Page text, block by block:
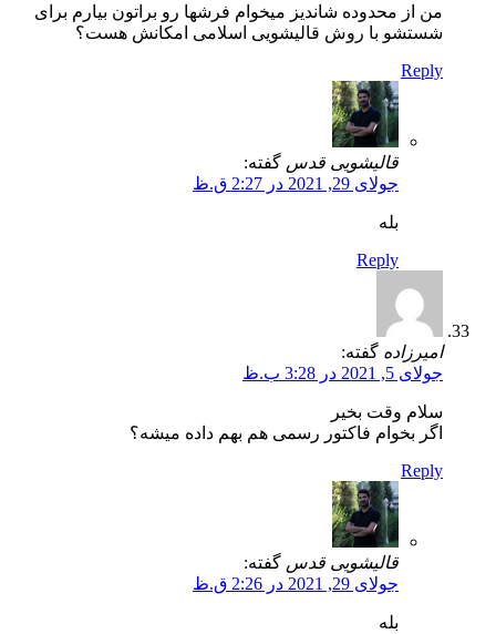
من از محدوده شاندیز میخوام فرشها رو براتون بیارم برای
شستشو با روش قالیشویی اسلامی امکانش هست؟
Reply
قالیشویی قدس گفته:
جولای 29, 2021 در 2:27 ق.ظ
بله
Reply
امیرزاده گفته:
جولای 5, 2021 در 3:28 ب.ظ
سلام وقت بخیر
اگر بخوام فاکتور رسمی هم بهم داده میشه؟
Reply
قالیشویی قدس گفته:
جولای 29, 2021 در 2:26 ق.ظ
بله